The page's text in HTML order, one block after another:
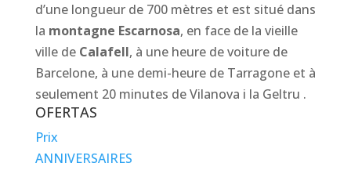
d’une longueur de 700 mètres et est situé dans
la montagne Escarnosa, en face de la vieille
ville de Calafell, à une heure de voiture de
Barcelone, à une demi-heure de Tarragone et à
seulement 20 minutes de Vilanova i la Geltru .
OFERTAS
Prix
ANNIVERSAIRES